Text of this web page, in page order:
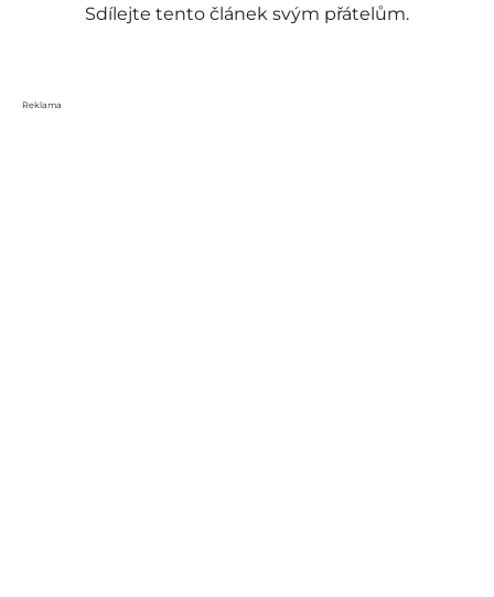
Sdílejte tento článek svým přátelům.
Reklama